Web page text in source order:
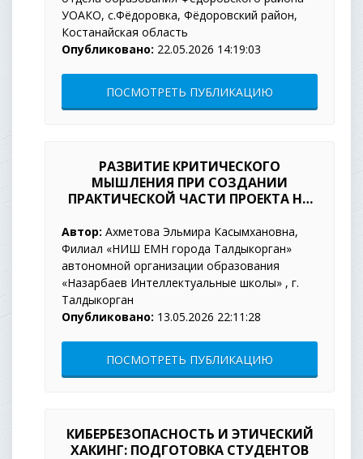
УОАКО, с.Фёдоровка, Фёдоровский район,
Костанайская область
Опубликовано: 22.05.2026 14:19:03
ПОСМОТРЕТЬ ПУБЛИКАЦИЮ
РАЗВИТИЕ КРИТИЧЕСКОГО
МЫШЛЕНИЯ ПРИ СОЗДАНИИ
ПРАКТИЧЕСКОЙ ЧАСТИ ПРОЕКТА НА
ИСПОЛЬЗОВАНИЕ КЕЙС-МЕТОДА
Автор: Ахметова Эльмира Касымхановна,
Филиал «НИШ ЕМН города Талдыкорган»
автономной организации образования
«Назарбаев Интеллектуальные школы» , г.
Талдыкорган
Опубликовано: 13.05.2026 22:11:28
ПОСМОТРЕТЬ ПУБЛИКАЦИЮ
КИБЕРБЕЗОПАСНОСТЬ И ЭТИЧЕСКИЙ
ХАКИНГ: ПОДГОТОВКА СТУДЕНТОВ